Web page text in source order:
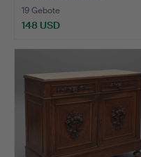
19 Gebote
148 USD